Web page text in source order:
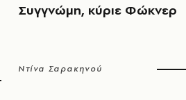
Συγγνώμη, κύριε Φώκνερ
Ντίνα Σαρακηνού